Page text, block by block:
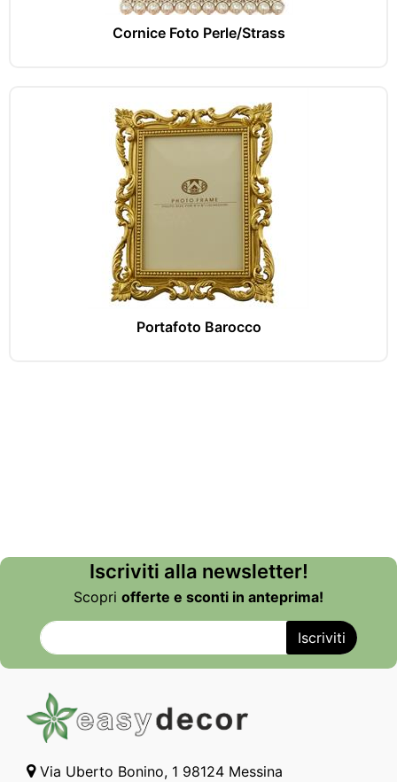
Cornice Foto Perle/Strass
Portafoto Barocco
Iscriviti alla newsletter!
Scopri offerte e sconti in anteprima!
Via Uberto Bonino, 1 98124 Messina